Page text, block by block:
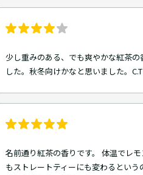
少し重みのある、でも爽やかな紅茶の
した。秋冬向けかなと思いました。C.T
名前通り紅茶の香りです。 体温でレ
もストレートティーにも変わるという